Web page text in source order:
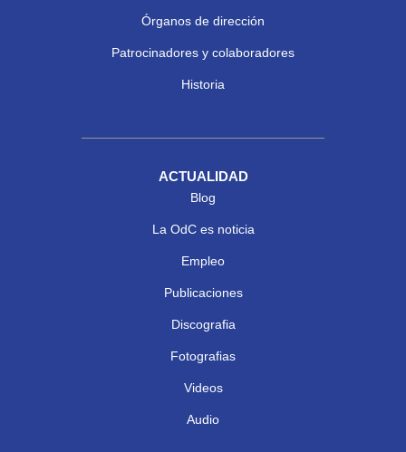
Órganos de dirección
Patrocinadores y colaboradores
Historia
ACTUALIDAD
Blog
La OdC es noticia
Empleo
Publicaciones
Discografia
Fotografias
Videos
Audio